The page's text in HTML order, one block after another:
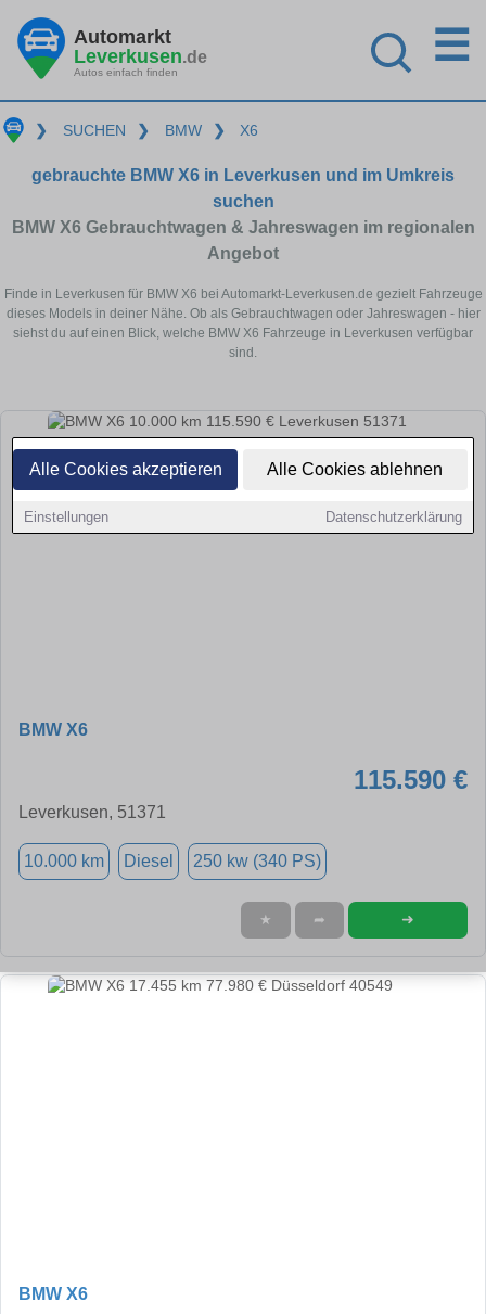
Alle Cookies akzeptieren Alle Cookies ablehnen
Einstellungen Datenschutzerklärung
Automarkt
Leverkusen.de
Autos einfach finden
☰
❯ SUCHEN ❯ BMW ❯ X6
gebrauchte BMW X6 in Leverkusen und im Umkreis
suchen
BMW X6 Gebrauchtwagen & Jahreswagen im regionalen
Angebot
Finde in Leverkusen für BMW X6 bei Automarkt-Leverkusen.de gezielt Fahrzeuge
dieses Models in deiner Nähe. Ob als Gebrauchtwagen oder Jahreswagen - hier
siehst du auf einen Blick, welche BMW X6 Fahrzeuge in Leverkusen verfügbar
sind.
BMW X6
115.590 €
Leverkusen, 51371
10.000 km Diesel 250 kw (340 PS)
★ ➦ ➜
BMW X6